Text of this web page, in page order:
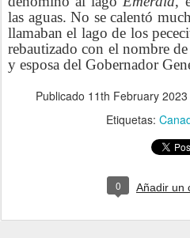
las aguas. No se calentó
llamaban el lago de los
rebautizado con el nombre
y esposa del Gobernador
Publicado 11th February 2023
Etiquetas:
0 Añadir un